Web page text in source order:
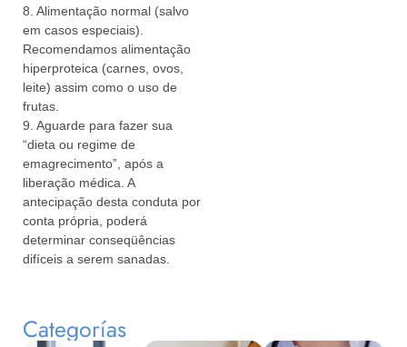
8. Alimentação normal (salvo
em casos especiais).
Recomendamos alimentação
hiperproteica (carnes, ovos,
leite) assim como o uso de
frutas.
9. Aguarde para fazer sua
“dieta ou regime de
emagrecimento”, após a
liberação médica. A
antecipação desta conduta por
conta própria, poderá
determinar conseqüências
difíceis a serem sanadas.
Categorías